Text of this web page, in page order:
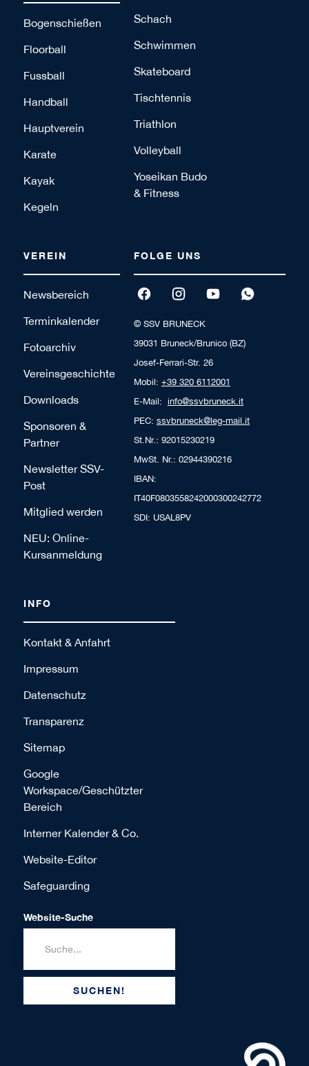
Bogenschießen
Floorball
Fussball
Handball
Hauptverein
Karate
Kayak
Kegeln
Schach
Schwimmen
Skateboard
Tischtennis
Triathlon
Volleyball
Yoseikan Budo
& Fitness
VEREIN
Newsbereich
Terminkalender
Fotoarchiv
Vereinsgeschichte
Downloads
Sponsoren &
Partner
Newsletter SSV-
Post
Mitglied werden
NEU: Online-
Kursanmeldung
FOLGE UNS
© SSV BRUNECK
39031 Bruneck/Brunico (BZ)
Josef-Ferrari-Str. 26
Mobil: +39 320 6112001
E-Mail: info@ssvbruneck.it
PEC: ssvbruneck@leg-mail.it
St.Nr.: 92015230219
MwSt. Nr.: 02944390216
IBAN:
IT40F0803558242000300242772
SDI: USAL8PV
INFO
Kontakt & Anfahrt
Impressum
Datenschutz
Transparenz
Sitemap
Google
Workspace/Geschützter
Bereich
Interner Kalender & Co.
Website-Editor
Safeguarding
Website-Suche